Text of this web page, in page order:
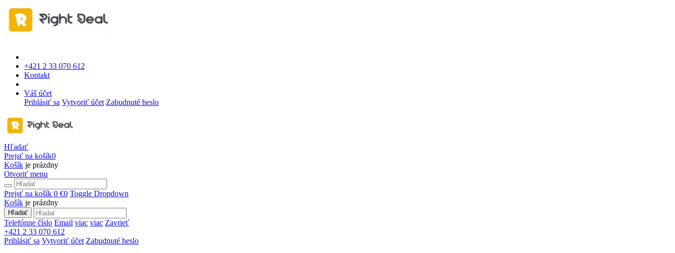
+421 2 33 070 612
Kontakt
Váš účet
Prihlásiť sa Vytvoriť účet Zabudnuté heslo
Hľadať
Prejsť na košík0
Košík je prázdny
Otvoriť menu
Prejsť na košík 0 €0 Toggle Dropdown
Košík je prázdny
Hľadať
Telefónne číslo Email viac viac Zavrieť
+421 2 33 070 612
Prihlásiť sa Vytvoriť účet Zabudnuté heslo